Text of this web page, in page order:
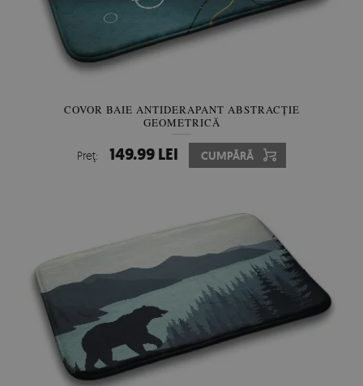
COVOR BAIE ANTIDERAPANT ABSTRACȚIE
GEOMETRICĂ
Preţ: 149.99 LEI CUMPĂRĂ